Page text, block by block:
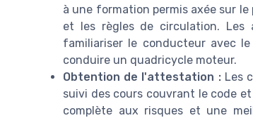
à une formation permis axée sur
et les règles de circulation. Les
familiariser le conducteur avec
conduire un quadricycle moteur.
Obtention de l'attestation :Les
suivi des cours couvrant le code
complète aux risques et une